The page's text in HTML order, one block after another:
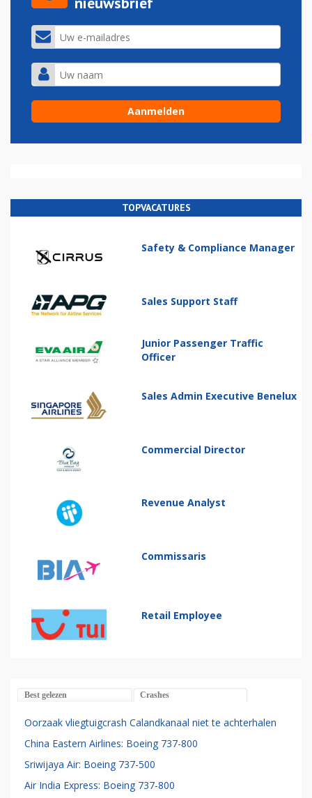
TOPVACATURES
Safety & Compliance Manager
Sales Support Staff
Junior Passenger Traffic
Officer
Sales Admin Executive Benelux
Commercial Director
Revenue Analyst
Commissaris
Retail Employee
Best gelezen Crashes
Oorzaak vliegtuigcrash Calandkanaal niet te achterhalen
China Eastern Airlines: Boeing 737-800
Sriwijaya Air: Boeing 737-500
Air India Express: Boeing 737-800